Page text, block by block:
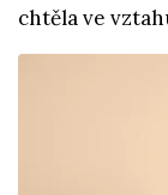
chtěla ve